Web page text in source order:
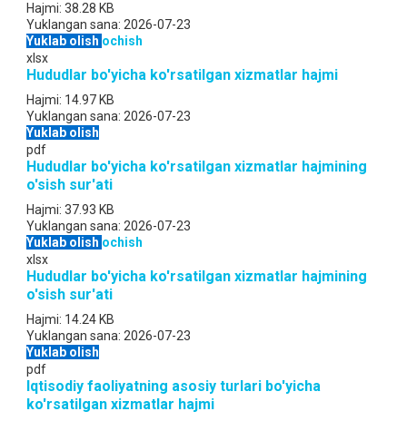
Hajmi: 38.28 KB
Yuklangan sana: 2026-07-23
Yuklab olish ochish
xlsx
Hududlar bo'yicha ko'rsatilgan xizmatlar hajmi
Hajmi: 14.97 KB
Yuklangan sana: 2026-07-23
Yuklab olish
pdf
Hududlar bo'yicha ko'rsatilgan xizmatlar hajmining
o'sish sur'ati
Hajmi: 37.93 KB
Yuklangan sana: 2026-07-23
Yuklab olish ochish
xlsx
Hududlar bo'yicha ko'rsatilgan xizmatlar hajmining
o'sish sur'ati
Hajmi: 14.24 KB
Yuklangan sana: 2026-07-23
Yuklab olish
pdf
Iqtisodiy faoliyatning asosiy turlari bo'yicha
ko'rsatilgan xizmatlar hajmi